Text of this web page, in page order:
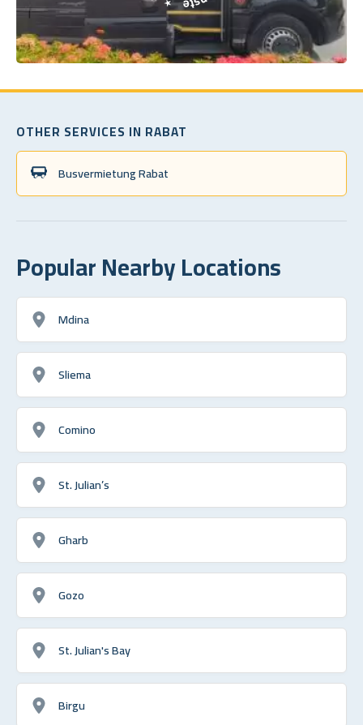
OTHER SERVICES IN RABAT
Busvermietung Rabat
Popular Nearby Locations
Mdina
Sliema
Comino
St. Julian’s
Gharb
Gozo
St. Julian's Bay
Birgu